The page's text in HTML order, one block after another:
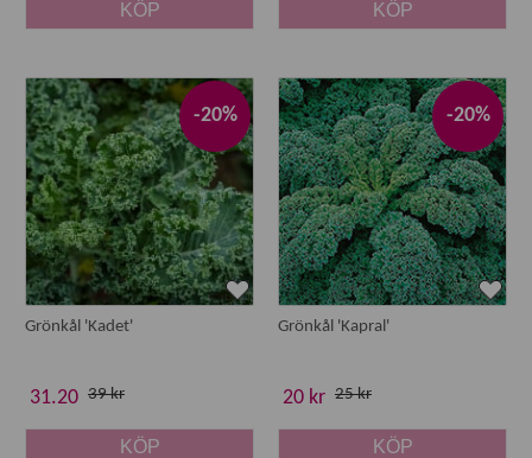
KÖP KÖP
-20%
Grönkål 'Kadet'
31.20 39 kr
KÖP
-20%
Grönkål 'Kapral'
20 kr 25 kr
KÖP